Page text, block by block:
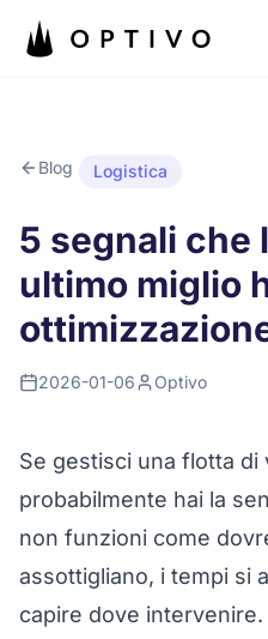
Blog Logistica
5 segnali che
ultimo miglio
2026-01-06 Optivo
Se gestisci una flotta
probabilmente hai la
non funzioni come
assottigliano, i tempi si
capire dove intervenire.